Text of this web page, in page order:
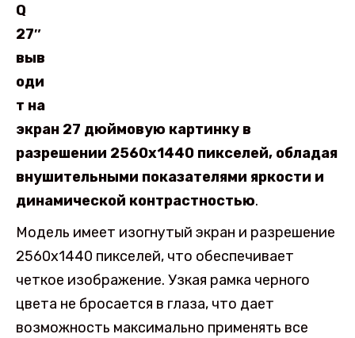
Q
27″
выв
оди
т на
экран 27 дюймовую картинку в
разрешении 2560х1440 пикселей, обладая
внушительными показателями яркости и
динамической контрастностью.
Модель имеет изогнутый экран и разрешение
2560х1440 пикселей, что обеспечивает
четкое изображение. Узкая рамка черного
цвета не бросается в глаза, что дает
возможность максимально применять все